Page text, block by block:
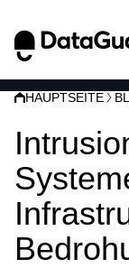
HAUPTSEITE